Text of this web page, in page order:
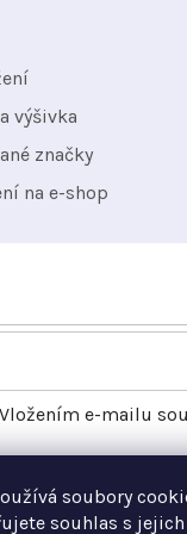
soubory
souhlas s
výšivka
značky
na e-shop
o nových
Vložením e-mailu